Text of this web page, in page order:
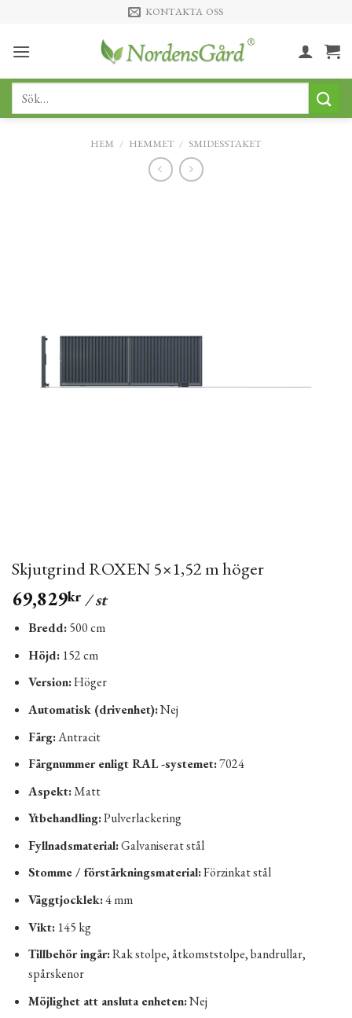
content
KONTAKTA OSS
Sök
HEM / HEMMET / SMIDESSTAKET
Skjutgrind ROXEN 5×1,52 m höger
69,829kr / st
Bredd:500 cm
Höjd:152 cm
Version:Höger
Automatisk (drivenhet):Nej
Färg:Antracit
Färgnummer enligt RAL -systemet:7024
Aspekt:​​Matt
Ytbehandling:Pulverlackering
Fyllnadsmaterial:Galvaniserat stål
Stomme / förstärkningsmaterial:Förzinkat stål
Väggtjocklek:4 mm
Vikt:145 kg
Tillbehör ingår:Rak stolpe, åtkomststolpe, bandrullar,
spårskenor
Möjlighet att ansluta enheten:Nej